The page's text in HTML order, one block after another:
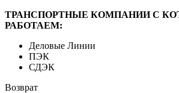
ТРАНСПОРТНЫЕ КОМПАНИИ С
РАБОТАЕМ:
Деловые Линии
ПЭК
СДЭК
Возврат